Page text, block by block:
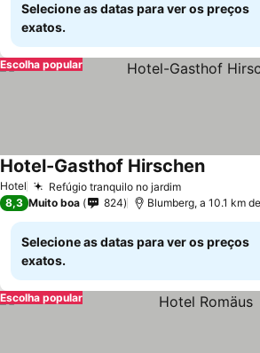
Selecione as datas para ver os preços
exatos.
Escolha popular
Hotel Refúgio tranquilo no jardimVer preços
Hotel-Gasthof HirschenVer
8,3 Muito boa 824 Blumberg, a 10.1 km
Selecione as datas para ver os preços
exatos.
Escolha popular